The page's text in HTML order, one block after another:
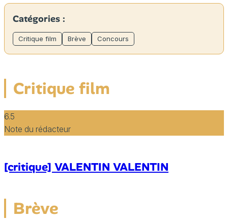
Catégories :
Critique film Brève Concours
Critique film
6.5
Note du rédacteur
[critique] VALENTIN VALENTIN
Brève